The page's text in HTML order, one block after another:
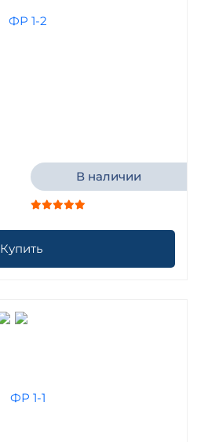
В наличии
Купить